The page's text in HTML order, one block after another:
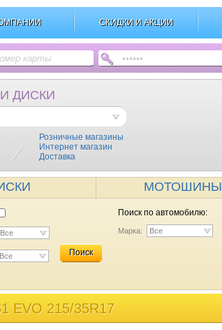
СКИДКИ И АКЦИИ
ДИСКИ
Розничные магазины
Интернет магазин
Доставка
МОТОШИНЫ
Все
Все Поиск
Поиск по автомобилю:
Марка: Все
EVO 215/35R17